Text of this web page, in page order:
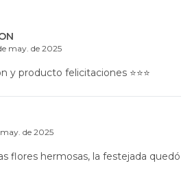
may. de 2025
y producto felicitaciones ⭐️⭐️⭐️
de 2025
flores hermosas, la festejada quedó